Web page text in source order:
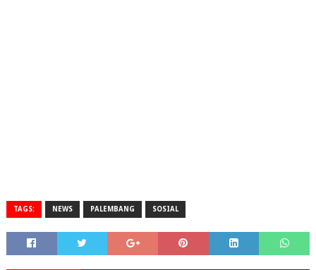
TAGS: NEWS PALEMBANG SOSIAL